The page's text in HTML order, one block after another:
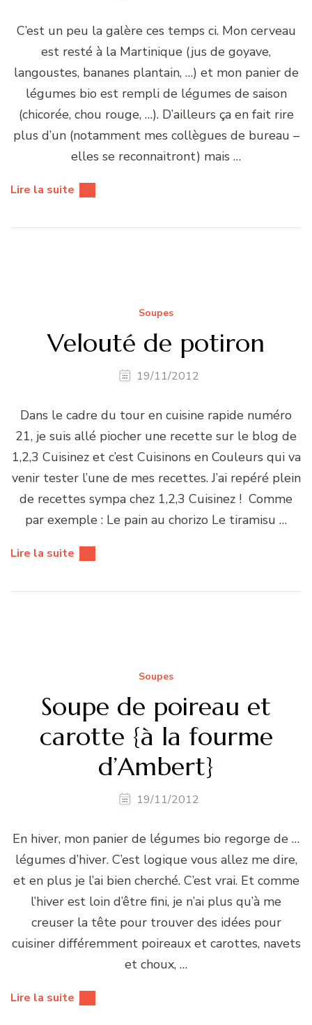
C’est un peu la galère ces temps ci. Mon cerveau
est resté à la Martinique (jus de goyave,
langoustes, bananes plantain, …) et mon panier de
légumes bio est rempli de légumes de saison
(chicorée, chou rouge, …). D’ailleurs ça en fait rire
plus d’un (notamment mes collègues de bureau –
elles se reconnaitront) mais …
Lire la suite
Soupes
Velouté de potiron
19/11/2012
Dans le cadre du tour en cuisine rapide numéro
21, je suis allé piocher une recette sur le blog de
1,2,3 Cuisinez et c’est Cuisinons en Couleurs qui va
venir tester l’une de mes recettes. J’ai repéré plein
de recettes sympa chez 1,2,3 Cuisinez ! Comme
par exemple : Le pain au chorizo Le tiramisu …
Lire la suite
Soupes
Soupe de poireau et
carotte {à la fourme
d’Ambert}
19/11/2012
En hiver, mon panier de légumes bio regorge de …
légumes d’hiver. C’est logique vous allez me dire,
et en plus je l’ai bien cherché. C’est vrai. Et comme
l’hiver est loin d’être fini, je n’ai plus qu’à me
creuser la tête pour trouver des idées pour
cuisiner différemment poireaux et carottes, navets
et choux, …
Lire la suite